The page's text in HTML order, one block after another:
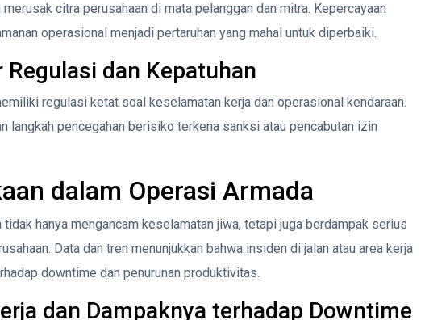
citra perusahaan di mata pelanggan dan mitra. Kepercayaan
operasional menjadi pertaruhan yang mahal untuk diperbaiki.
dan Kepatuhan
regulasi ketat soal keselamatan kerja dan operasional kendaraan.
langkah pencegahan berisiko terkena sanksi atau pencabutan izin
dalam Operasi Armada
hanya mengancam keselamatan jiwa, tetapi juga berdampak serius
Data dan tren menunjukkan bahwa insiden di jalan atau area kerja
downtime dan penurunan produktivitas.
dan Dampaknya terhadap Downtime